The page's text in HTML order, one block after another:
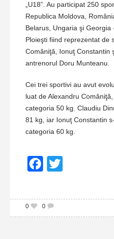
„U18”. Au participat 250
Republica Moldova,
Belarus, Ungaria şi Georgia
Ploieşti fiind reprezentat de
Comăniţă, Ionuţ Constantin
antrenorul Doru Munteanu.
Cei trei sportivi au avut
luat de Alexandru
categoria 50 kg. Claudiu
81 kg, iar Ionuţ Constantin
categoria 60 kg.
Facebook
0
0